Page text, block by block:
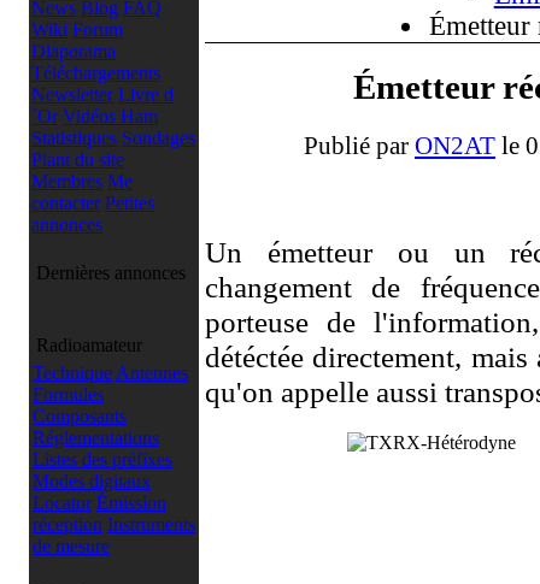
News Blog FAQ
Wiki Forum
Diaporama
Téléchargements
Newsletter Livre d
´Or Vidéos Ham
Statistiques Sondages
Plant du site
Membres Me
contacter Petites
annonces
Dernières annonces
Radioamateur
Technique Antennes
Formules
Composants
Réglementations
Listes des préfixes
Modes digitaux
Locator Émission
réception Instruments
de mesure
Émetteur
Émetteur
Publié par ON2AT le
Un émetteur ou un
changement de
porteuse de
détéctée directement,
qu'on appelle aussi